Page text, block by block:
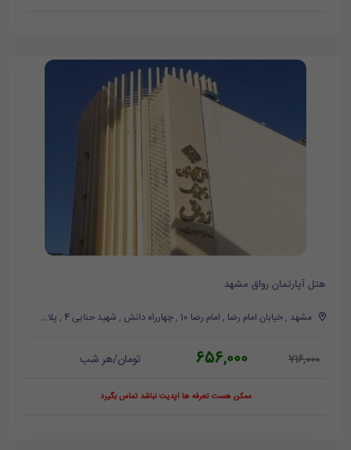
هتل آپارتمان رواق مشهد
مشهد , خیابان امام رضا , امام رضا 10 , چهارراه دانش , شهید حنایی 4 , پلاک 29
716,000
656,000 تومان/هر شب
ممکن هست تعرفه ها آپدیت نباشد تماس بگیرد